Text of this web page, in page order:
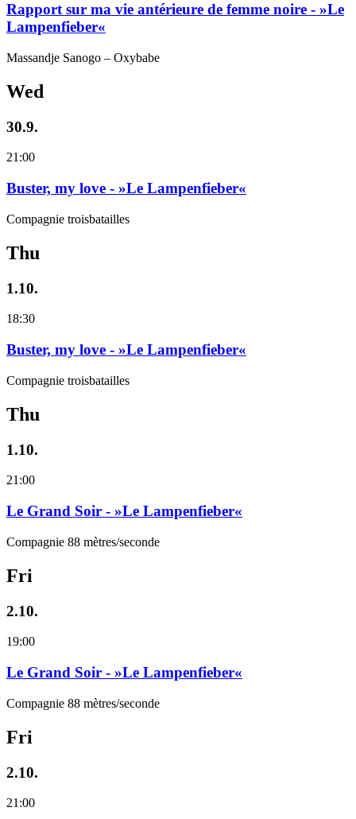
Rapport sur ma vie antérieure de femme noire - »Le
Lampenfieber«
Massandje Sanogo – Oxybabe
Wed
30.9.
21:00
Buster, my love - »Le Lampenfieber«
Compagnie troisbatailles
Thu
1.10.
18:30
Buster, my love - »Le Lampenfieber«
Compagnie troisbatailles
Thu
1.10.
21:00
Le Grand Soir - »Le Lampenfieber«
Compagnie 88 mètres/seconde
Fri
2.10.
19:00
Le Grand Soir - »Le Lampenfieber«
Compagnie 88 mètres/seconde
Fri
2.10.
21:00